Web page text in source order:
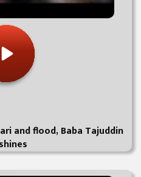
and flood, Baba Tajuddin